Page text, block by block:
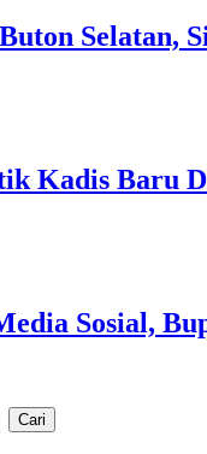
Selatan,
Kadis Baru
Sosial,
Cari